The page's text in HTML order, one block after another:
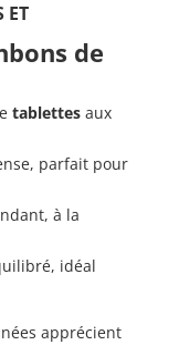
ET
de
tablettesaux
parfait pour
à la
idéal
apprécient